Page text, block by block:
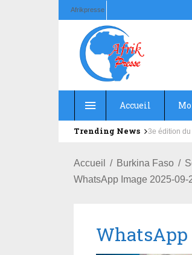
Afrikpresse
Accueil
Trending News Education :
Accueil Burkina Faso
WhatsApp Image 2025-09-
WhatsApp